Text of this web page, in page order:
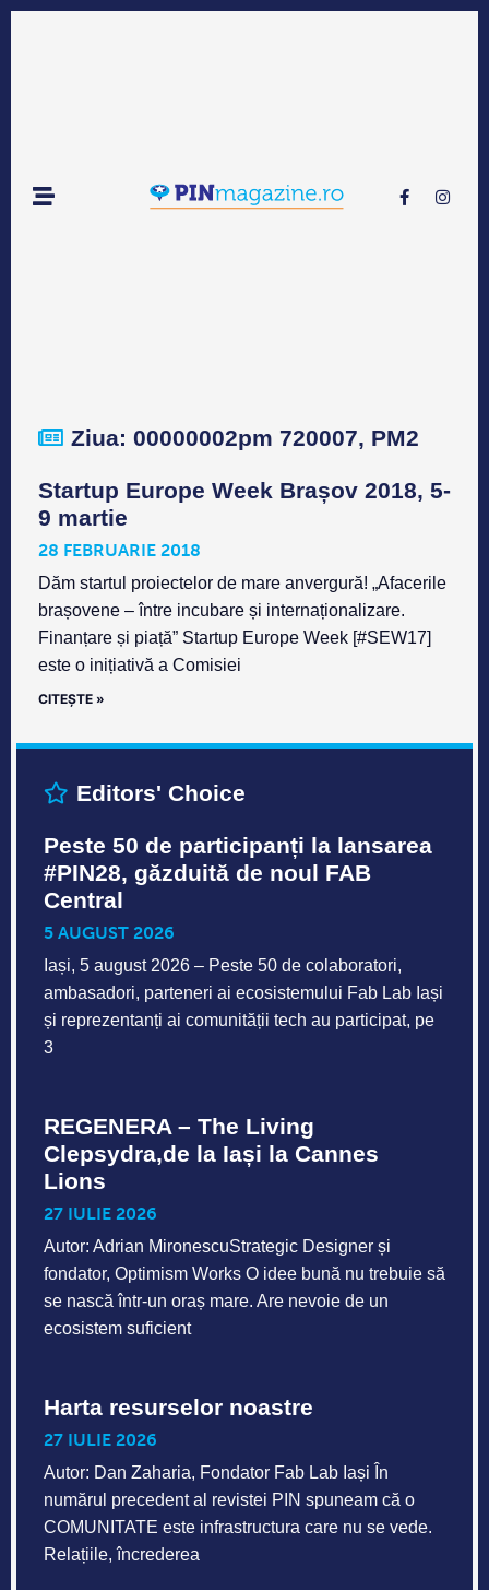
Ziua: 00000002pm 720007, PM2
Startup Europe Week Brașov 2018, 5-
9 martie
28 FEBRUARIE 2018
Dăm startul proiectelor de mare anvergură! „Afacerile
brașovene – între incubare și internaționalizare.
Finanțare și piață” Startup Europe Week [#SEW17]
este o inițiativă a Comisiei
CITEȘTE »
Editors' Choice
Peste 50 de participanți la lansarea
#PIN28, găzduită de noul FAB
Central
5 AUGUST 2026
Iași, 5 august 2026 – Peste 50 de colaboratori,
ambasadori, parteneri ai ecosistemului Fab Lab Iași
și reprezentanți ai comunității tech au participat, pe
3
REGENERA – The Living
Clepsydra,de la Iași la Cannes
Lions
27 IULIE 2026
Autor: Adrian MironescuStrategic Designer și
fondator, Optimism Works O idee bună nu trebuie să
se nască într-un oraș mare. Are nevoie de un
ecosistem suficient
Harta resurselor noastre
27 IULIE 2026
Autor: Dan Zaharia, Fondator Fab Lab Iași În
numărul precedent al revistei PIN spuneam că o
COMUNITATE este infrastructura care nu se vede.
Relațiile, încrederea